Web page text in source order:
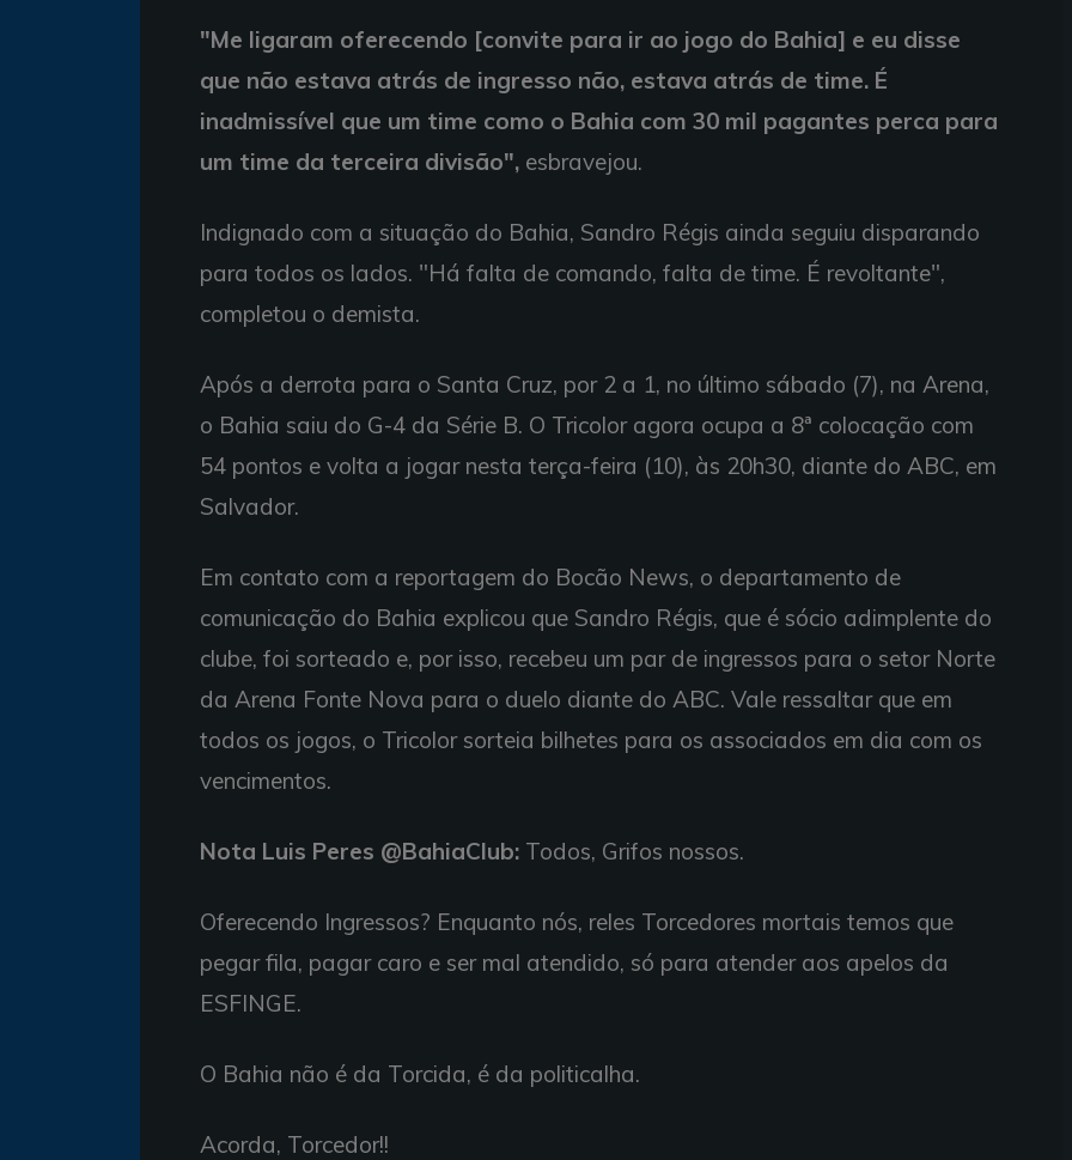
"Me ligaram oferecendo [convite para ir ao jogo do Bahia] e eu disse
que não estava atrás de ingresso não, estava atrás de time. É
inadmissível que um time como o Bahia com 30 mil pagantes perca para
um time da terceira divisão", esbravejou.
Indignado com a situação do Bahia, Sandro Régis ainda seguiu disparando
para todos os lados. "Há falta de comando, falta de time. É revoltante",
completou o demista.
Após a derrota para o Santa Cruz, por 2 a 1, no último sábado (7), na Arena,
o Bahia saiu do G-4 da Série B. O Tricolor agora ocupa a 8ª colocação com
54 pontos e volta a jogar nesta terça-feira (10), às 20h30, diante do ABC, em
Salvador.
Em contato com a reportagem do Bocão News, o departamento de
comunicação do Bahia explicou que Sandro Régis, que é sócio adimplente do
clube, foi sorteado e, por isso, recebeu um par de ingressos para o setor Norte
da Arena Fonte Nova para o duelo diante do ABC. Vale ressaltar que em
todos os jogos, o Tricolor sorteia bilhetes para os associados em dia com os
vencimentos.
Nota Luis Peres @BahiaClub: Todos, Grifos nossos.
Oferecendo Ingressos? Enquanto nós, reles Torcedores mortais temos que
pegar fila, pagar caro e ser mal atendido, só para atender aos apelos da
ESFINGE.
O Bahia não é da Torcida, é da politicalha.
Acorda, Torcedor!!